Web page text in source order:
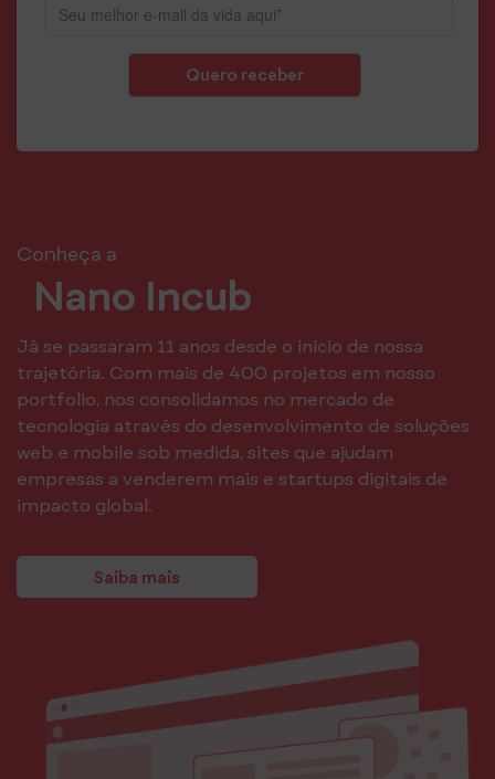
Quero receber
Conheça a
Nano Incub
Já se passaram 11 anos desde o início de nossa
trajetória. Com mais de 400 projetos em nosso
portfolio, nos consolidamos no mercado de
tecnologia através do desenvolvimento de soluções
web e mobile sob medida, sites que ajudam
empresas a venderem mais e startups digitais de
impacto global.
Saiba mais